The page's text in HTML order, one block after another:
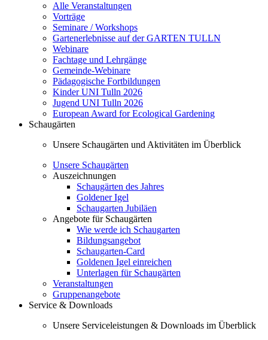
Alle Veranstaltungen
Vorträge
Seminare / Workshops
Gartenerlebnisse auf der GARTEN TULLN
Webinare
Fachtage und Lehrgänge
Gemeinde-Webinare
Pädagogische Fortbildungen
Kinder UNI Tulln 2026
Jugend UNI Tulln 2026
European Award for Ecological Gardening
Schaugärten
Unsere Schaugärten und Aktivitäten im Überblick
Unsere Schaugärten
Auszeichnungen
Schaugärten des Jahres
Goldener Igel
Schaugarten Jubiläen
Angebote für Schaugärten
Wie werde ich Schaugarten
Bildungsangebot
Schaugarten-Card
Goldenen Igel einreichen
Unterlagen für Schaugärten
Veranstaltungen
Gruppenangebote
Service & Downloads
Unsere Serviceleistungen & Downloads im Überblick